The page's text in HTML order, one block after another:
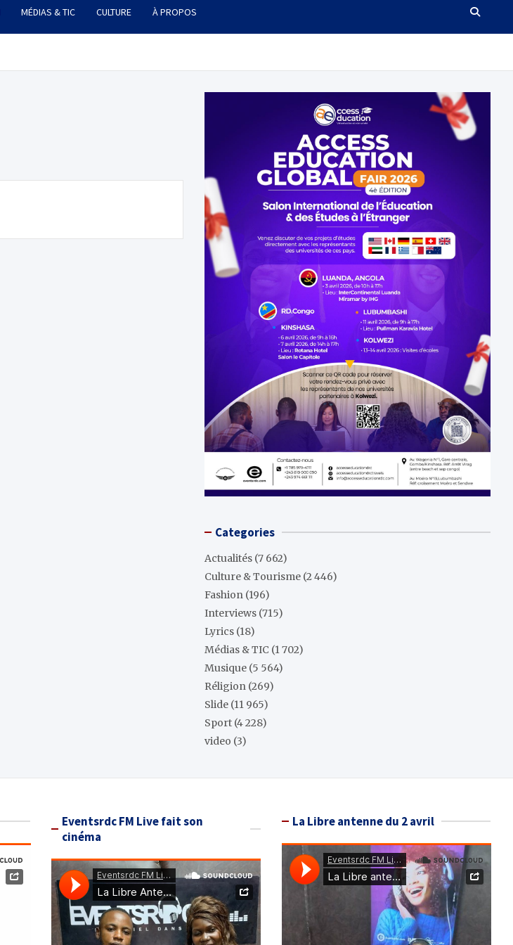
MÉDIAS & TIC CULTURE À PROPOS
Categories
Actualités (7 662)
Culture & Tourisme (2 446)
Fashion (196)
Interviews (715)
Lyrics (18)
Médias & TIC (1 702)
Musique (5 564)
Réligion (269)
Slide (11 965)
Sport (4 228)
video (3)
Eventsrdc FM Live fait son
cinéma
La Libre antenne du 2 avril